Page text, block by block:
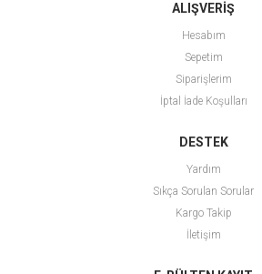
ALIŞVERİŞ
Hesabım
Sepetim
Siparişlerim
İptal İade Koşulları
DESTEK
Yardım
Sıkça Sorulan Sorular
Kargo Takip
İletişim